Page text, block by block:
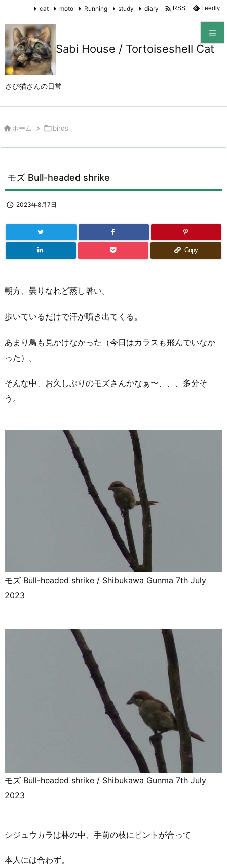
Sabi House / Tortoiseshell Cat
さび猫さんの日常



cat moto Running study diary  RSS Feedly
 ホーム > birds
モズ Bull-headed shrike
 2023年8月7日
Copy
朝方、曇りなれど蒸し暑い。
歩いているだけで汗が噴き出てくる。
あまり鳥も見かけなかった（今日はカラスも飛んでいなか
った）。
そんな中、お久しぶりのモズさんかなぁ〜、、、多分そ
う。
モズ Bull-headed shrike / Shibukawa Gunma 7th July
2023
モズ Bull-headed shrike / Shibukawa Gunma 7th July
2023
シジュウカラは林の中、手前の枝にピントが合って
本人には合わず。